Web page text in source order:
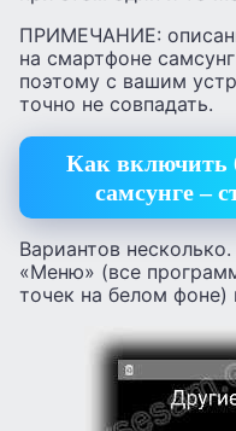
ПРИМЕЧАНИЕ:
на смартфоне
поэтому с вашим
точно не совпадать.
Как включить
самсунге –
Вариантов
«Меню» (все
точек на белом